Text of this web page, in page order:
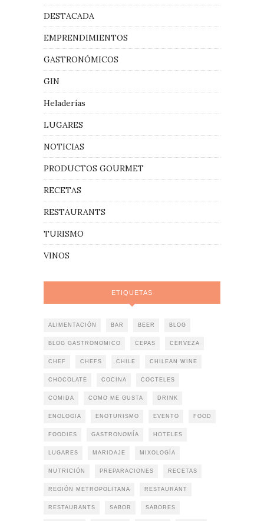
DESTACADA
EMPRENDIMIENTOS
GASTRONÓMICOS
GIN
Heladerías
LUGARES
NOTICIAS
PRODUCTOS GOURMET
RECETAS
RESTAURANTS
TURISMO
VINOS
ETIQUETAS
ALIMENTACIÓN BAR BEER BLOG
BLOG GASTRONOMICO CEPAS CERVEZA
CHEF CHEFS CHILE CHILEAN WINE
CHOCOLATE COCINA COCTELES
COMIDA COMO ME GUSTA DRINK
ENOLOGIA ENOTURISMO EVENTO FOOD
FOODIES GASTRONOMÍA HOTELES
LUGARES MARIDAJE MIXOLOGÍA
NUTRICIÓN PREPARACIONES RECETAS
REGIÓN METROPOLITANA RESTAURANT
RESTAURANTS SABOR SABORES